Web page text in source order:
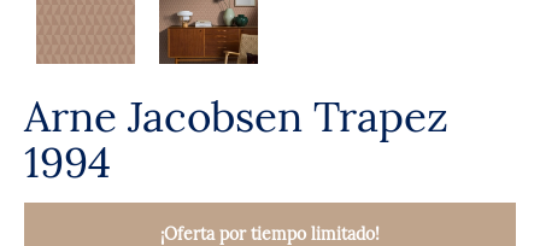
Arne Jacobsen Trapez
1994
¡Oferta por tiempo limitado!